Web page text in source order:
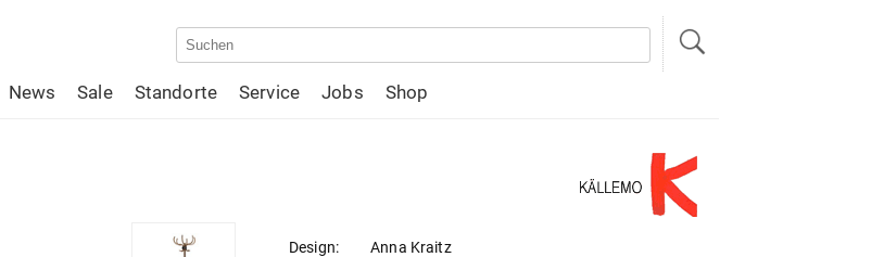
News Sale Standorte Service Jobs Shop
Design: Anna Kraitz